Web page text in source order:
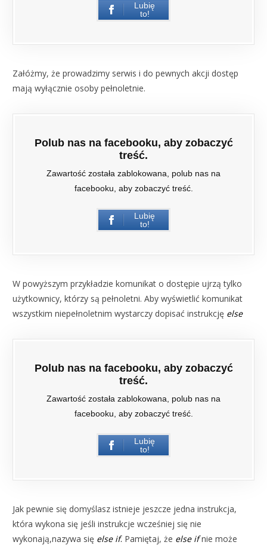
Lubię
to!
Załóżmy, że prowadzimy serwis i do pewnych akcji dostęp
mają wyłącznie osoby pełnoletnie.
Polub nas na facebooku, aby zobaczyć
treść.
Zawartość została zablokowana, polub nas na
facebooku, aby zobaczyć treść.
Lubię
to!
W powyższym przykładzie komunikat o dostępie ujrzą tylko
użytkownicy, którzy są pełnoletni. Aby wyświetlić komunikat
wszystkim niepełnoletnim wystarczy dopisać instrukcję else
Polub nas na facebooku, aby zobaczyć
treść.
Zawartość została zablokowana, polub nas na
facebooku, aby zobaczyć treść.
Lubię
to!
Jak pewnie się domyślasz istnieje jeszcze jedna instrukcja,
która wykona się jeśli instrukcje wcześniej się nie
wykonają,nazywa się else if. Pamiętaj, że else ifnie może